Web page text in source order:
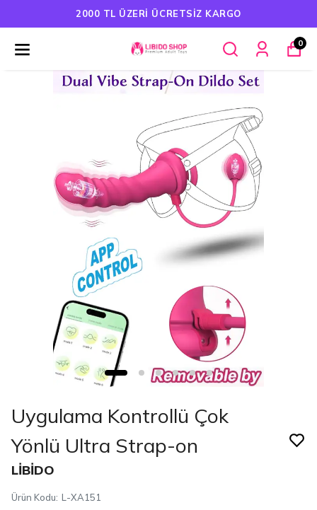
HAVALE ÖDEMELERINDE %5 İNDIRIM
0
Uygulama Kontrollü Çok
Yönlü Ultra Strap-on
LİBİDO
Ürün Kodu: L-XA151